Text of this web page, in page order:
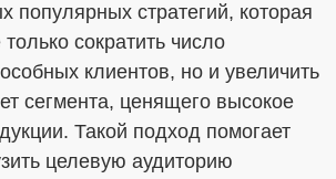
популярных стратегий, которая
сократить число
клиентов, но и увеличить
сегмента, ценящего высокое
Такой подход помогает
целевую аудиторию